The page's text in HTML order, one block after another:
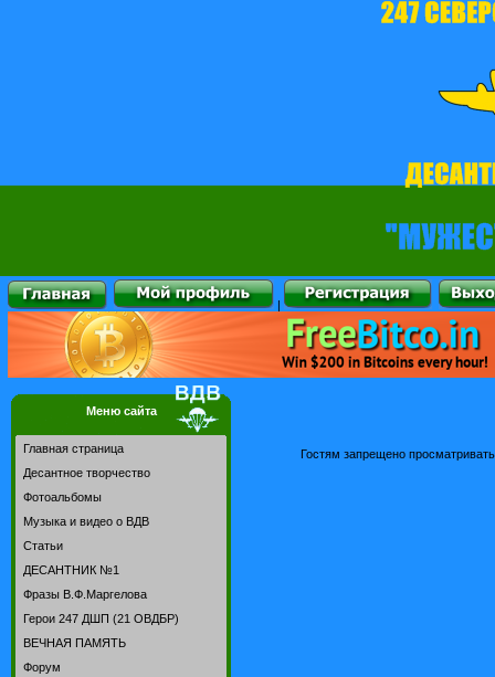
|
Меню сайта
Главная страница
Десантное творчество
Фотоальбомы
Музыка и видео о ВДВ
Статьи
ДЕСАНТНИК №1
Фразы В.Ф.Маргелова
Герои 247 ДШП (21 ОВДБР)
ВЕЧНАЯ ПАМЯТЬ
Форум
Гостям запрещено